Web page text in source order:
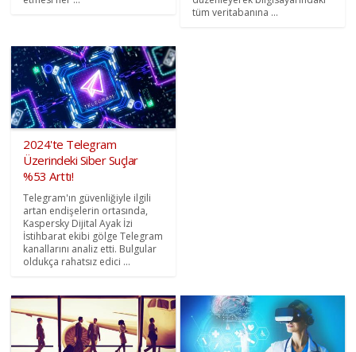
tüm veritabanına ...
2024'te Telegram
Üzerindeki Siber Suçlar
%53 Arttı!
Telegram'ın güvenliğiyle ilgili
artan endişelerin ortasında,
Kaspersky Dijital Ayak İzi
İstihbarat ekibi gölge Telegram
kanallarını analiz etti. Bulgular
oldukça rahatsız edici ...